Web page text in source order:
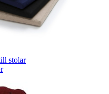
stolar